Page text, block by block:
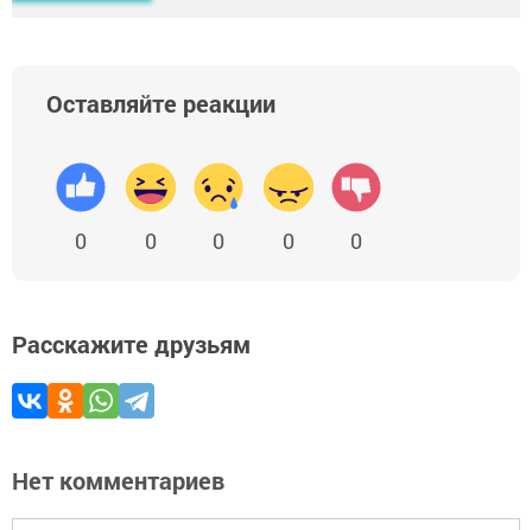
Оставляйте реакции
0 0 0 0 0
Расскажите друзьям
Нет комментариев